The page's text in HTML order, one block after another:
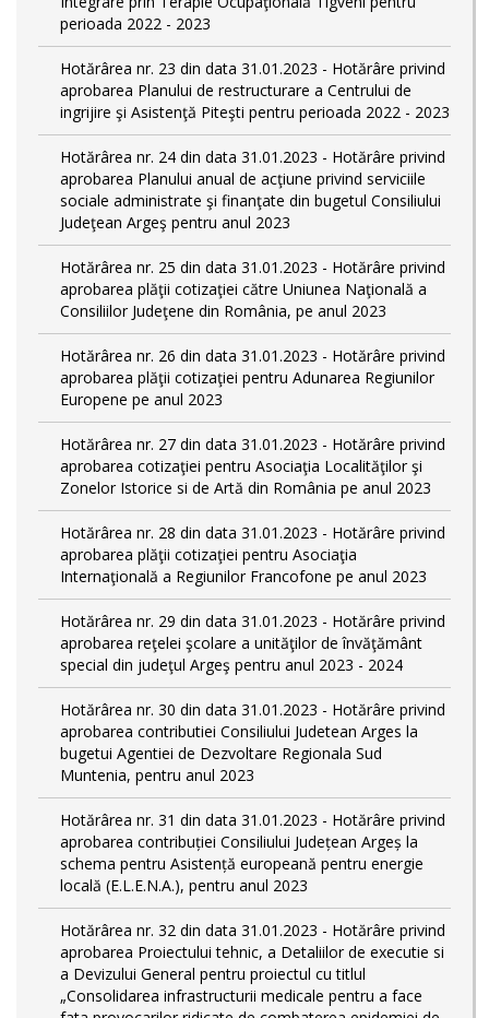
perioada 2022 - 2023
Hotărârea nr. 23 din data 31.01.2023 - Hotărâre privind
aprobarea Planului de restructurare a Centrului de
ingrijire şi Asistenţă Piteşti pentru perioada 2022 - 2023
Hotărârea nr. 24 din data 31.01.2023 - Hotărâre privind
aprobarea Planului anual de acţiune privind serviciile
sociale administrate şi finanţate din bugetul Consiliului
Judeţean Argeş pentru anul 2023
Hotărârea nr. 25 din data 31.01.2023 - Hotărâre privind
aprobarea plăţii cotizaţiei către Uniunea Naţională a
Consiliilor Judeţene din România, pe anul 2023
Hotărârea nr. 26 din data 31.01.2023 - Hotărâre privind
aprobarea plăţii cotizaţiei pentru Adunarea Regiunilor
Europene pe anul 2023
Hotărârea nr. 27 din data 31.01.2023 - Hotărâre privind
aprobarea cotizaţiei pentru Asociaţia Localităţilor şi
Zonelor Istorice si de Artă din România pe anul 2023
Hotărârea nr. 28 din data 31.01.2023 - Hotărâre privind
aprobarea plăţii cotizaţiei pentru Asociaţia
Internaţională a Regiunilor Francofone pe anul 2023
Hotărârea nr. 29 din data 31.01.2023 - Hotărâre privind
aprobarea reţelei şcolare a unităţilor de învăţământ
special din judeţul Argeş pentru anul 2023 - 2024
Hotărârea nr. 30 din data 31.01.2023 - Hotărâre privind
aprobarea contributiei Consiliului Judetean Arges la
bugetui Agentiei de Dezvoltare Regionala Sud
Muntenia, pentru anul 2023
Hotărârea nr. 31 din data 31.01.2023 - Hotărâre privind
aprobarea contribuției Consiliului Județean Argeș la
schema pentru Asistență europeană pentru energie
locală (E.L.E.N.A.), pentru anul 2023
Hotărârea nr. 32 din data 31.01.2023 - Hotărâre privind
aprobarea Proiectului tehnic, a Detaliilor de executie si
a Devizului General pentru proiectul cu titlul
„Consolidarea infrastructurii medicale pentru a face